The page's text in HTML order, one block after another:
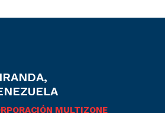
MULTIZONE